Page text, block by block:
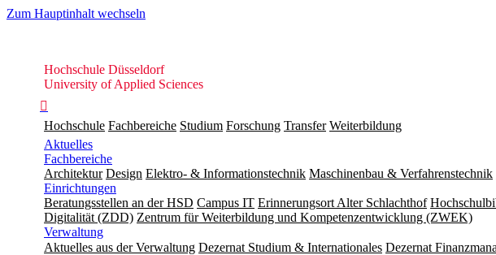
Zum Hauptinhalt wechseln
Hochschule
Düsseldorf
Hochschule Düsseldorf
University of Applied Sciences

Hochschule Fachbereiche Studium Forschung Transfer Weiterbildung
Aktuelles
Fachbereiche
Architektur Design Elektro- & Informationstechnik Maschinenbau & Verfahrenstechnik
Einrichtungen
Beratungsstellen an der HSD Campus IT Erinnerungsort Alter Schlachthof
Digitalität (ZDD) Zentrum für Weiterbildung und Kompetenzentwicklung (ZWEK)
Verwaltung
Aktuelles aus der Verwaltung Dezernat Studium & Internationales Dezernat